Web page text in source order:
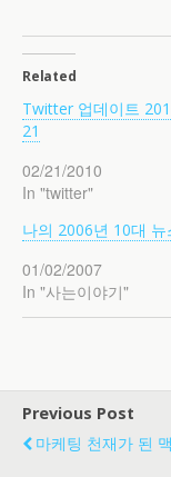
Related
Twitter 업데이트
21
02/21/2010
In "twitter"
나의 2006년 10대 뉴
01/02/2007
In "사는이야기"
Previous Post
마케팅 천재가 된